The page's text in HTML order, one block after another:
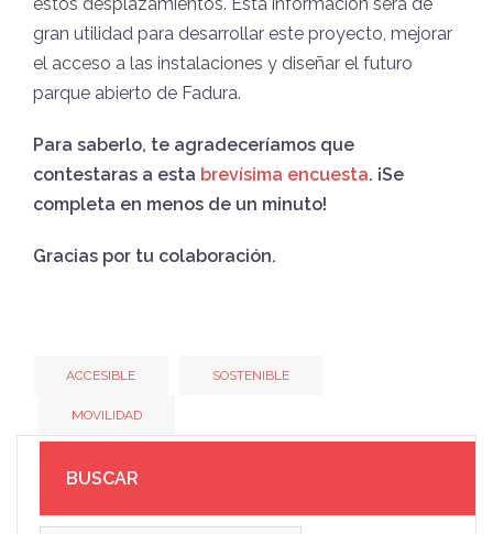
gran utilidad para desarrollar este proyecto, mejorar
el acceso a las instalaciones y diseñar el futuro
parque abierto de Fadura.
Para saberlo, te agradeceríamos que
contestaras a esta brevísima encuesta. ¡Se
completa en menos de un minuto!
Gracias por tu colaboración.
ACCESIBLE SOSTENIBLE
MOVILIDAD
BUSCAR